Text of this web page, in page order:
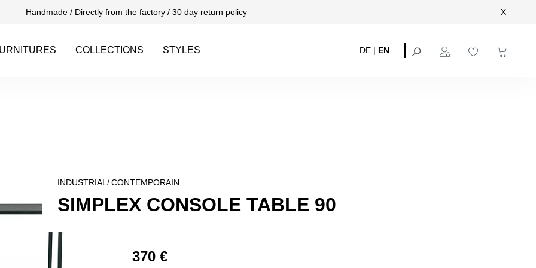
Handmade / Directly from the factory / 30 day return policy X
COLLECTIONS STYLES DE | EN
INDUSTRIAL/CONTEMPORAIN
SIMPLEX CONSOLE TABLE 90
370 €